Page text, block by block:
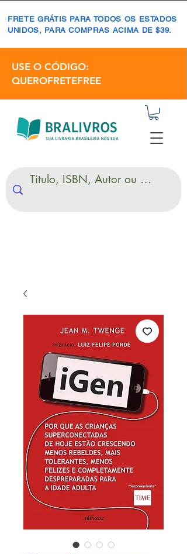
FRETE GRÁTIS PARA TODOS OS ESTADOS
UNIDOS, PARA COMPRAS ACIMA DE $39.
USE O CÓDIGO:
QUEROFRETEFREE